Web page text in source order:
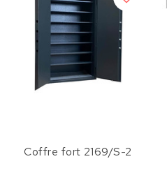
Coffre fort 2169/S-2